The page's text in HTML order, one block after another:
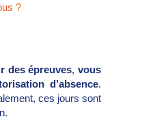
?
des épreuves,vous
d’absence.
ces jours sont